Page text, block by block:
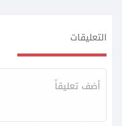
التعليقات